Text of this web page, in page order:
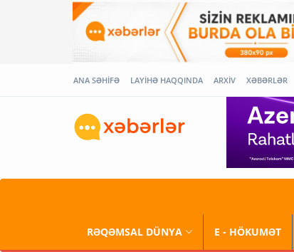
ANA SƏHİFƏ LAYİHƏ HAQQINDA ARXİV XƏBƏRLƏR
RƏQƏMSAL DÜNYA E - HÖKUMƏT